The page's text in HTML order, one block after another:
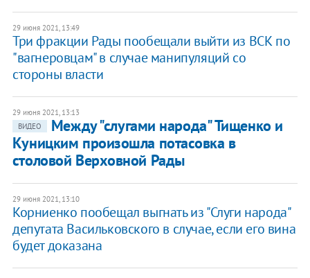
29 июня 2021, 13:49
Три фракции Рады пообещали выйти из ВСК по
"вагнеровцам" в случае манипуляций со
стороны власти
29 июня 2021, 13:13
ВИДЕО
Между "слугами народа" Тищенко и
Куницким произошла потасовка в
столовой Верховной Рады
29 июня 2021, 13:10
Корниенко пообещал выгнать из "Слуги народа"
депутата Васильковского в случае, если его вина
будет доказана